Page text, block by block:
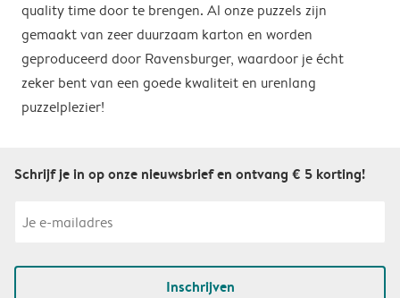
quality time door te brengen. Al onze puzzels zijn
gemaakt van zeer duurzaam karton en worden
geproduceerd door Ravensburger, waardoor je écht
zeker bent van een goede kwaliteit en urenlang
puzzelplezier!
Schrijf je in op onze nieuwsbrief en ontvang € 5 korting!
Inschrijven